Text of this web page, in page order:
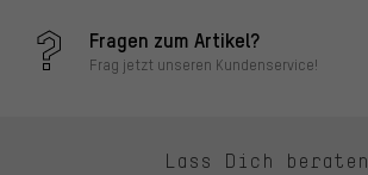
Fragen zum Artikel?
Frag jetzt unseren Kundenservice!
Lass Dich beraten